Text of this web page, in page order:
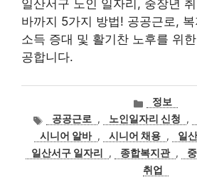
일산서구 노인 일자리, 중장년
바까지 5가지 방법! 공공근로,
소득 증대 및 활기찬 노후를 위
공합니다.
카
테
고
리
정보
태
그
공공근로 , 노인일자리 신청 ,
시니어 알바 , 시니어 채용 , 일
일산서구 일자리
, 종합복지관 ,
취업